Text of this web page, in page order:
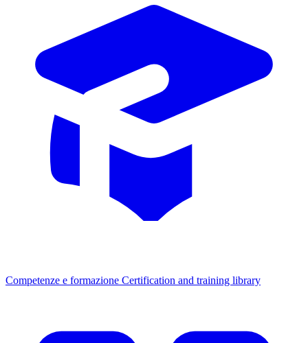
Competenze e formazione Certification and training library